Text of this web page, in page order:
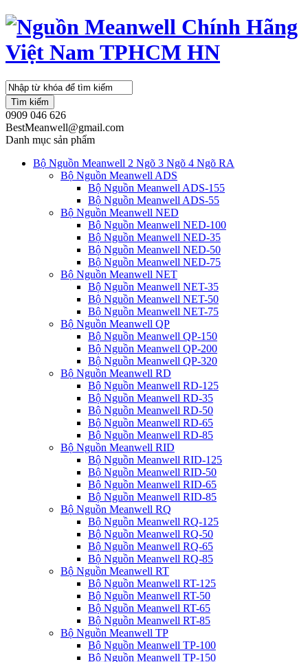
Tìm kiếm
0909 046 626
BestMeanwell@gmail.com
Danh mục sản phẩm
Bộ Nguồn Meanwell 2 Ngõ 3 Ngõ 4 Ngõ RA
Bộ Nguồn Meanwell ADS
Bộ Nguồn Meanwell ADS-155
Bộ Nguồn Meanwell ADS-55
Bộ Nguồn Meanwell NED
Bộ Nguồn Meanwell NED-100
Bộ Nguồn Meanwell NED-35
Bộ Nguồn Meanwell NED-50
Bộ Nguồn Meanwell NED-75
Bộ Nguồn Meanwell NET
Bộ Nguồn Meanwell NET-35
Bộ Nguồn Meanwell NET-50
Bộ Nguồn Meanwell NET-75
Bộ Nguồn Meanwell QP
Bộ Nguồn Meanwell QP-150
Bộ Nguồn Meanwell QP-200
Bộ Nguồn Meanwell QP-320
Bộ Nguồn Meanwell RD
Bộ Nguồn Meanwell RD-125
Bộ Nguồn Meanwell RD-35
Bộ Nguồn Meanwell RD-50
Bộ Nguồn Meanwell RD-65
Bộ Nguồn Meanwell RD-85
Bộ Nguồn Meanwell RID
Bộ Nguồn Meanwell RID-125
Bộ Nguồn Meanwell RID-50
Bộ Nguồn Meanwell RID-65
Bộ Nguồn Meanwell RID-85
Bộ Nguồn Meanwell RQ
Bộ Nguồn Meanwell RQ-125
Bộ Nguồn Meanwell RQ-50
Bộ Nguồn Meanwell RQ-65
Bộ Nguồn Meanwell RQ-85
Bộ Nguồn Meanwell RT
Bộ Nguồn Meanwell RT-125
Bộ Nguồn Meanwell RT-50
Bộ Nguồn Meanwell RT-65
Bộ Nguồn Meanwell RT-85
Bộ Nguồn Meanwell TP
Bộ Nguồn Meanwell TP-100
Bộ Nguồn Meanwell TP-150